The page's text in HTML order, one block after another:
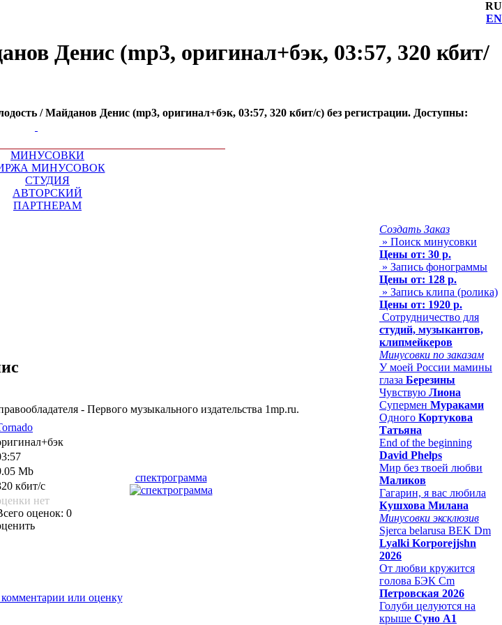
RU
EN
Денис (mp3, оригинал+бэк, 03:57, 320 кбит/
/ Майданов Денис (mp3, оригинал+бэк, 03:57, 320 кбит/с) без регистрации. Доступны:
МИНУСОВКИ
МИНУСОВОК
СТУДИЯ
АВТОРСКИЙ
ПАРТНЕРАМ
- Первого музыкального издательства 1mp.ru.
спектрограмма
Mb
кбит/с
нет
оценок: 0
комментарии или оценку
Создать Заказ
» Поиск минусовки
Цены от: 30 р.
» Запись фонограммы
Цены от: 128 р.
» Запись клипа (ролика)
Цены от: 1920 р.
Сотрудничество для
студий, музыкантов,
клипмейкеров
Минусовки по заказам
У моей России мамины
глаза Березины
Чувствую Лиона
Супермен Мураками
Одного Кортукова
Татьяна
End of the beginning
David Phelps
Мир без твоей любви
Маликов
Гагарин, я вас любила
Кушхова Милана
Минусовки эксклюзив
Sjerca belarusa BEK Dm
Lyalki Korporejjshn
2026
От любви кружится
голова БЭК Cm
Петровская 2026
Голуби целуются на
крыше Суно А1